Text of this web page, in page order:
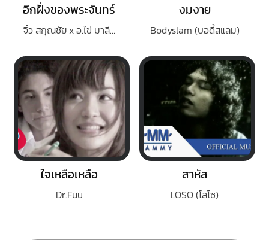
อีกฝั่งของพระจันทร์
จิ๋ว สกุณชัย x อ.ไข่ มาลีฮวนน่า
งมงาย
Bodyslam (บอดี้สแลม)
ใจเหลือเหลือ
Dr.Fuu
สาหัส
LOSO (โลโซ)